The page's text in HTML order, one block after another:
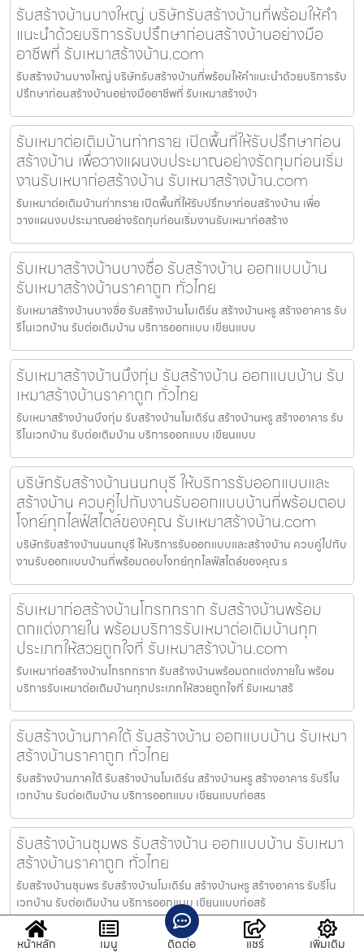
รับสร้างบ้านบางใหญ่ บริษัทรับสร้างบ้านที่พร้อมให้คำ
แนะนำด้วยบริการรับปรึกษาก่อนสร้างบ้านอย่างมือ
อาชีพที่ รับเหมาสร้างบ้าน.com
รับสร้างบ้านบางใหญ่ บริษัทรับสร้างบ้านที่พร้อมให้คำแนะนำด้วยบริการรับ
ปรึกษาก่อนสร้างบ้านอย่างมืออาชีพที่ รับเหมาสร้างบ้า
รับเหมาต่อเติมบ้านท่าทราย เปิดพื้นที่ให้รับปรึกษาก่อน
สร้างบ้าน เพื่อวางแผนงบประมาณอย่างรัดกุมก่อนเริ่ม
งานรับเหมาก่อสร้างบ้าน รับเหมาสร้างบ้าน.com
รับเหมาต่อเติมบ้านท่าทราย เปิดพื้นที่ให้รับปรึกษาก่อนสร้างบ้าน เพื่อ
วางแผนงบประมาณอย่างรัดกุมก่อนเริ่มงานรับเหมาก่อสร้าง
รับเหมาสร้างบ้านบางซื่อ รับสร้างบ้าน ออกแบบบ้าน
รับเหมาสร้างบ้านราคาถูก ทั่วไทย
รับเหมาสร้างบ้านบางซื่อ รับสร้างบ้านโมเดิร์น สร้างบ้านหรู สร้างอาคาร รับ
รีโนเวทบ้าน รับต่อเติมบ้าน บริการออกแบบ เขียนแบบ
รับเหมาสร้างบ้านบึงกุ่ม รับสร้างบ้าน ออกแบบบ้าน รับ
เหมาสร้างบ้านราคาถูก ทั่วไทย
รับเหมาสร้างบ้านบึงกุ่ม รับสร้างบ้านโมเดิร์น สร้างบ้านหรู สร้างอาคาร รับ
รีโนเวทบ้าน รับต่อเติมบ้าน บริการออกแบบ เขียนแบบ
บริษัทรับสร้างบ้านนนทบุรี ให้บริการรับออกแบบและ
สร้างบ้าน ควบคู่ไปกับงานรับออกแบบบ้านที่พร้อมตอบ
โจทย์ทุกไลฟ์สไตล์ของคุณ รับเหมาสร้างบ้าน.com
บริษัทรับสร้างบ้านนนทบุรี ให้บริการรับออกแบบและสร้างบ้าน ควบคู่ไปกับ
งานรับออกแบบบ้านที่พร้อมตอบโจทย์ทุกไลฟ์สไตล์ของคุณ ร
รับเหมาก่อสร้างบ้านโกรกกราก รับสร้างบ้านพร้อม
ตกแต่งภายใน พร้อมบริการรับเหมาต่อเติมบ้านทุก
ประเภทให้สวยถูกใจที่ รับเหมาสร้างบ้าน.com
รับเหมาก่อสร้างบ้านโกรกกราก รับสร้างบ้านพร้อมตกแต่งภายใน พร้อม
บริการรับเหมาต่อเติมบ้านทุกประเภทให้สวยถูกใจที่ รับเหมาสร้
รับสร้างบ้านภาคใต้ รับสร้างบ้าน ออกแบบบ้าน รับเหมา
สร้างบ้านราคาถูก ทั่วไทย
รับสร้างบ้านภาคใต้ รับสร้างบ้านโมเดิร์น สร้างบ้านหรู สร้างอาคาร รับรีโน
เวทบ้าน รับต่อเติมบ้าน บริการออกแบบ เขียนแบบก่อสร
รับสร้างบ้านชุมพร รับสร้างบ้าน ออกแบบบ้าน รับเหมา
สร้างบ้านราคาถูก ทั่วไทย
รับสร้างบ้านชุมพร รับสร้างบ้านโมเดิร์น สร้างบ้านหรู สร้างอาคาร รับรีโน
เวทบ้าน รับต่อเติมบ้าน บริการออกแบบ เขียนแบบก่อสร้
หน้าหลัก เมนู ติดต่อ แชร์ เพิ่มเติม